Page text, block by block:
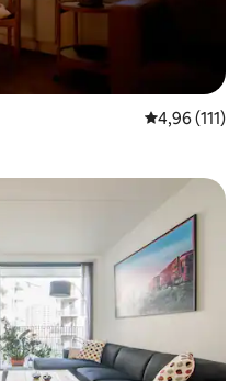
5 üzerinden
4,96 (111)